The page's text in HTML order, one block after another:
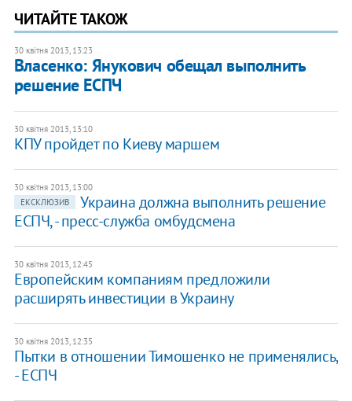
ЧИТАЙТЕ ТАКОЖ
30 квітня 2013, 13:23
Власенко: Янукович обещал выполнить
решение ЕСПЧ
30 квітня 2013, 13:10
КПУ пройдет по Киеву маршем
30 квітня 2013, 13:00
ЕКСКЛЮЗИВ
Украина должна выполнить решение
ЕСПЧ, - пресс-служба омбудсмена
30 квітня 2013, 12:45
Европейским компаниям предложили
расширять инвестиции в Украину
30 квітня 2013, 12:35
Пытки в отношении Тимошенко не применялись,
- ЕСПЧ